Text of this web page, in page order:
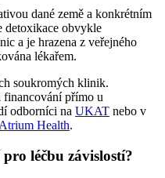
dané země a konkrétním
detoxikace obvykle
a je hrazena z veřejného
lékařem.
soukromých klinik.
přímo u
odborníci na UKAT nebo v
Atrium Health.
léčbu závislostí?